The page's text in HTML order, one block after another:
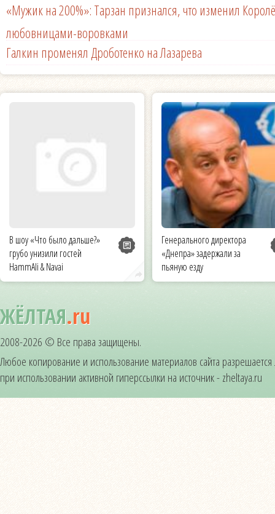
«Мужик на 200%»: Тарзан признался, что изменил
любовницами-воровками
Галкин променял Дроботенко на Лазарева
В шоу «Что было дальше?»
грубо унизили гостей
HammAli & Navai
Генерального директора
«Днепра» задержали за
пьяную езду
ЖЁЛТАЯ.ru
2008-2026 © Все права защищены.
Любое копирование и использование материалов сайта
при использовании активной гиперссылки на источник - zheltaya.ru